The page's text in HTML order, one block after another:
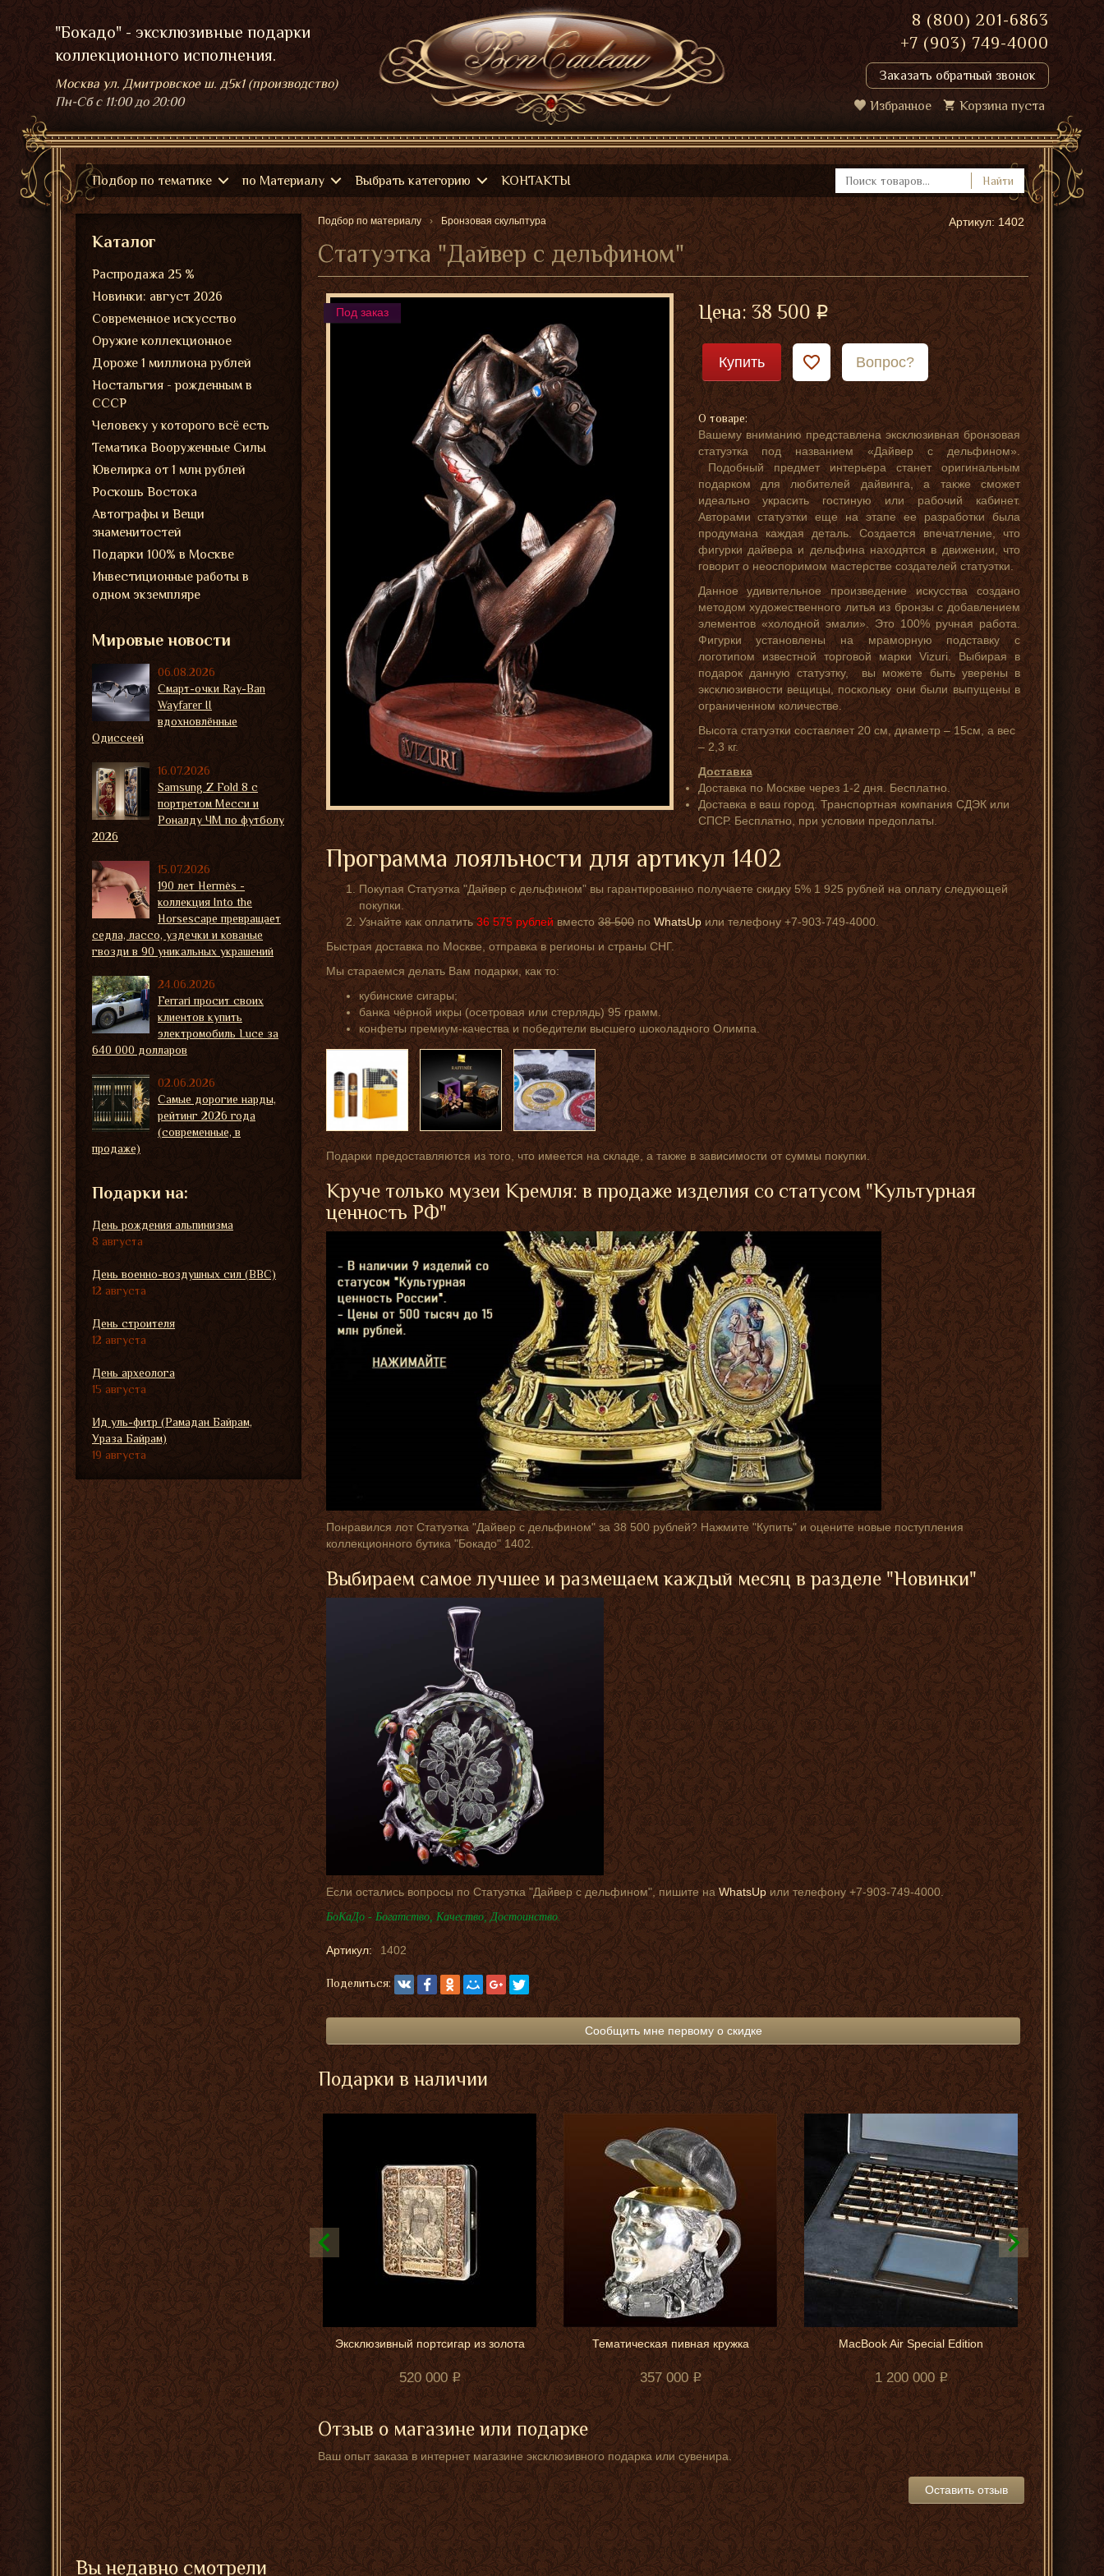
"Бокадо" - эксклюзивные подарки
коллекционного исполнения.
Москва ул. Дмитровское ш. д5к1 (производство)
Пн-Сбс 11:00 до 20:00
8 (800) 201-6863
+7 (903) 749-4000
Заказать обратный звонок
Избранное Корзина пуста
Подбор по тематике по Материалу Выбрать категорию КОНТАКТЫ Найти
Подбор по материалу Бронзовая скульптура
Статуэтка "Дайвер с дельфином"
Артикул: 1402
Под заказ Цена:38 500
Купить Вопрос?
О товаре:
Вашему вниманию представлена эксклюзивная бронзовая
статуэтка под названием «Дайвер с дельфином».
Подобный предмет интерьера станет оригинальным
подарком для любителей дайвинга, а также сможет
идеально украсить гостиную или рабочий кабинет.
Авторами статуэтки еще на этапе ее разработки была
продумана каждая деталь. Создается впечатление, что
фигурки дайвера и дельфина находятся в движении, что
говорит о неоспоримом мастерстве создателей статуэтки.
Данное удивительное произведение искусства создано
методом художественного литья из бронзы с добавлением
элементов «холодной эмали». Это 100% ручная работа.
Фигурки установлены на мраморную подставку с
логотипом известной торговой марки Vizuri. Выбирая в
подарок данную статуэтку, вы можете быть уверены в
эксклюзивности вещицы, поскольку они были выпущены в
ограниченном количестве.
Высота статуэтки составляет 20 см, диаметр – 15см, а вес
– 2,3 кг.
Доставка
Доставка по Москве через 1-2 дня. Бесплатно.
Доставка в ваш город. Транспортная компания СДЭК или
СПСР. Бесплатно, при условии предоплаты.
Программа лояльности для артикул 1402
Покупая Статуэтка "Дайвер с дельфином" вы гарантированно получаете скидку 5% 1 925 рублей на оплату следующей
покупки.
Узнайте как оплатить36 575 рублейвместо38 500поWhatsUpили телефону +7-903-749-4000.
Быстрая доставка по Москве, отправка в регионы и страны СНГ.
Мы стараемся делать Вам подарки, как то:
кубинские сигары;
банка чёрной икры (осетровая или стерлядь) 95 грамм.
конфеты премиум-качества и победители высшего шоколадного Олимпа.
Подарки предоставляются из того, что имеется на складе, а также в зависимости от суммы покупки.
Круче только музеи Кремля: в продаже изделия со статусом "Культурная
ценность РФ"
Понравился лот Статуэтка "Дайвер с дельфином" за 38 500 рублей? Нажмите "Купить" и оцените новые поступления
коллекционного бутика "Бокадо" 1402.
Выбираем самое лучшее и размещаем каждый месяц в разделе "Новинки"
Если остались вопросы по Статуэтка "Дайвер с дельфином", пишите наWhatsUpили телефону +7-903-749-4000.
БоКаДо - Богатство, Качество, Достоинство.
Артикул: 1402
Поделиться:
Сообщить мне первому о скидке
Подарки в наличии
Эксклюзивный портсигар из золота
520 000
Тематическая пивная кружка
357 000
MacBook Air Special Edition
1 200 000
Отзыв о магазине или подарке
Ваш опыт заказа в интернет магазине эксклюзивного подарка или сувенира.
Оставить отзыв
Каталог
Распродажа 25 %
Новинки: август 2026
Современное искусство
Оружие коллекционное
Дороже 1 миллиона рублей
Ностальгия - рожденным в
СССР
Человеку у которого всё есть
Тематика Вооруженные Силы
Ювелирка от 1 млн рублей
Роскошь Востока
Автографы и Вещи
знаменитостей
Подарки 100% в Москве
Инвестиционные работы в
одном экземпляре
Мировые новости
06.08.2026
Смарт-очки Ray-Ban
Wayfarer II
вдохновлённые
Одиссеей
16.07.2026
Samsung Z Fold 8 с
портретом Месси и
Роналду ЧМ по футболу
2026
15.07.2026
190 лет Hermès -
коллекция Into the
Horsescape превращает
седла, лассо, уздечки и кованые
гвозди в 90 уникальных украшений
24.06.2026
Ferrari просит своих
клиентов купить
электромобиль Luce за
640 000 долларов
02.06.2026
Самые дорогие нарды,
рейтинг 2026 года
(современные, в
продаже)
Подарки на:
День рождения альпинизма
8 августа
День военно-воздушных сил (ВВС)
12 августа
День строителя
12 августа
День археолога
15 августа
Ид уль-фитр (Рамадан Байрам,
Ураза Байрам)
19 августа
Вы недавно смотрели